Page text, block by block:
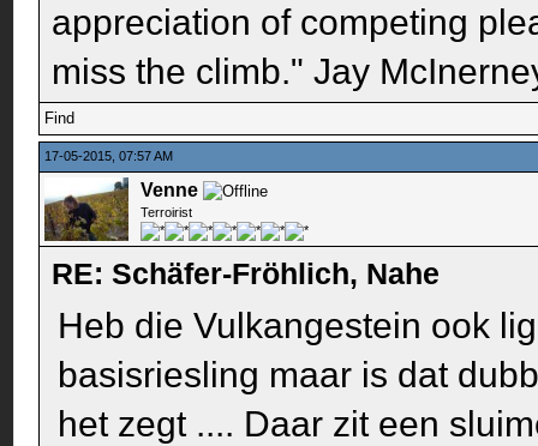
appreciation of competing
miss the climb." Jay
Find
17-05-2015, 07:57 AM
Venne
Terroirist
RE: Schäfer-Fröhlich, Nahe
Heb die Vulkangestein ook
basisriesling maar is dat
het zegt .... Daar zit een